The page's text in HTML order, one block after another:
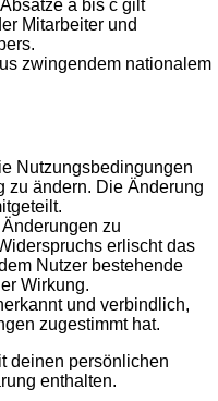
a bis c gilt
Mitarbeiter und
zwingendem nationalem
Nutzungsbedingungen
zu ändern. Die Änderung
zu
erlischt das
Nutzer bestehende
Wirkung.
und verbindlich,
zugestimmt hat.
deinen persönlichen
enthalten.